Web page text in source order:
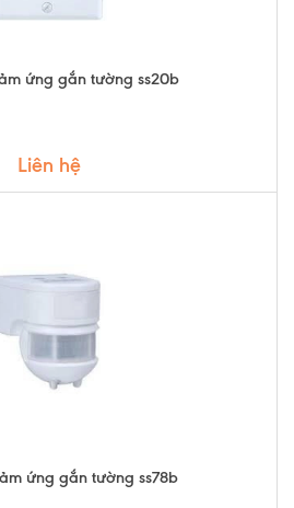
ứng gắn tường ss20b
Liên hệ
ứng gắn tường ss78b